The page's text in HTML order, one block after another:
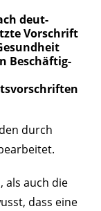
deut­
Vor­schrift
Beschäf­tig­
durch
als auch die
dass eine